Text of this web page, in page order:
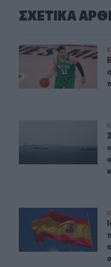
ΣΧΕΤΙΚA
Ενές Καντέρ: Ο
Στενά του Ορμούζ:
Ισπανία: Η Μαδρίτη